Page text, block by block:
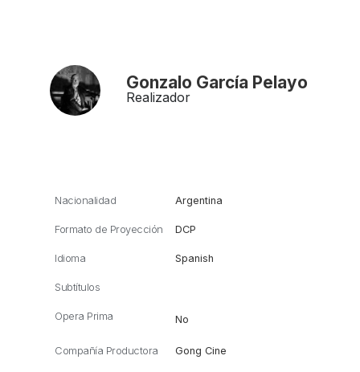
Gonzalo García Pelayo
Realizador
Nacionalidad Argentina
Formato de Proyección DCP
Idioma Spanish
Subtítulos
Opera Prima No
Compañía Productora Gong Cine